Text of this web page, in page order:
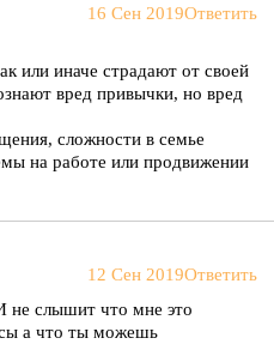
16 Сен 2019Ответить
или иначе страдают от своей
вред привычки, но вред
сложности в семье
на работе или продвижении
12 Сен 2019Ответить
слышит что мне это
а что ты можешь